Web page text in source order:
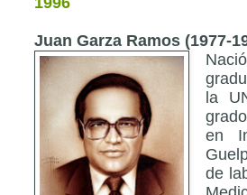
Juan Garza Ramos (1977-
la
en
de